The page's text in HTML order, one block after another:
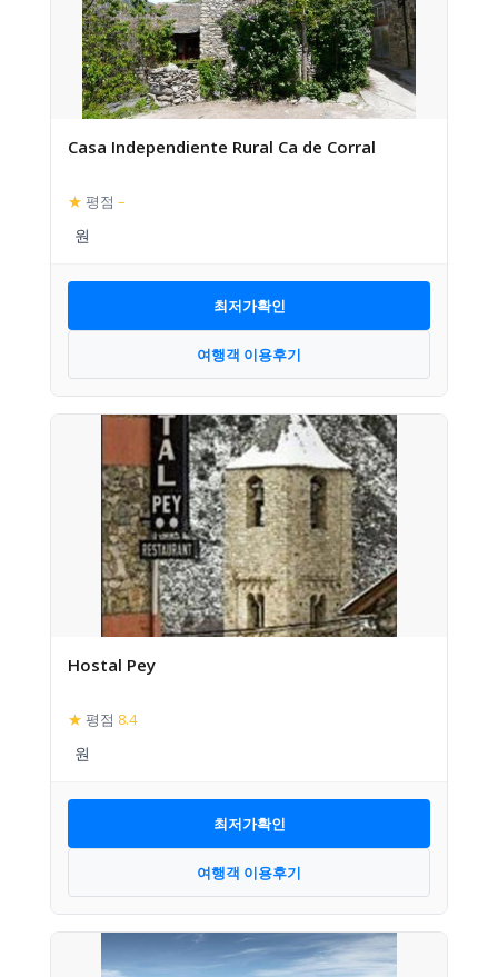
Casa Independiente Rural Ca de Corral
★ 평점 –
최저가확인
여행객 이용후기
Hostal Pey
★ 평점 8.4
최저가확인
여행객 이용후기